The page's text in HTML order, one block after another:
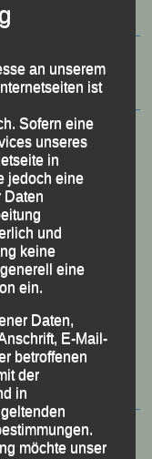
an unserem
ist
Sofern eine
unseres
in
jedoch eine
Daten
und
keine
eine
ein.
Daten,
E-Mail-
betroffenen
der
in
möchte unser